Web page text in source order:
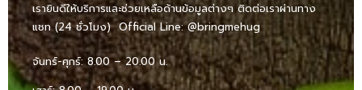
เรายินดีให้บริการและช่วยเหลือด้านข้อมูลต่างๆ ติดต่อเราผ่านทาง
แชท (24 ชั่วโมง) Official Line:@bringmehug
จันทร์-ศุกร์: 8.00 – 20.00 น.